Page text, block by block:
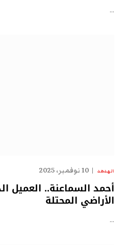
…
الهدهد 10 نوفمبر، 2025
أحمد السماعنة.. العميل
الأراضي المحتلة
…